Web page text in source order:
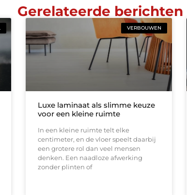
Gerelateerde berichten
VERBOUWEN
Luxe laminaat als slimme keuze
voor een kleine ruimte
In een kleine ruimte telt elke
centimeter, en de vloer speelt daarbij
een grotere rol dan veel mensen
denken. Een naadloze afwerking
zonder plinten of